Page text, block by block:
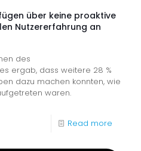
über keine proaktive
Nutzererfahrung an
des
ergab, dass weitere 28 %
dazu machen konnten, wie
waren.
Read more